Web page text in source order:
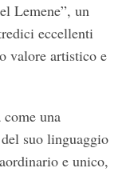
Lemene”, un
eccellenti
valore artistico e
una
suo linguaggio
e unico,